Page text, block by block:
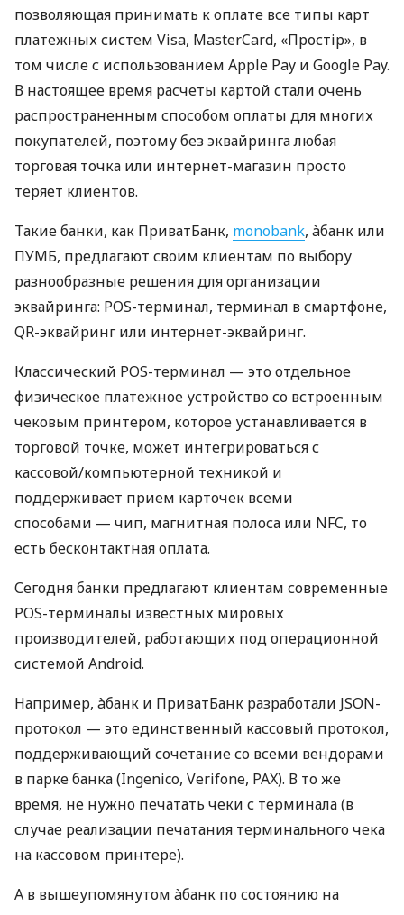
позволяющая принимать к оплате все типы карт
платежных систем Visa, MasterCard, «Простір», в
том числе с использованием Apple Pay и Google Pay.
В настоящее время расчеты картой стали очень
распространенным способом оплаты для многих
покупателей, поэтому без эквайринга любая
торговая точка или интернет-магазин просто
теряет клиентов.
Такие банки, как ПриватБанк, monobank, àбанк или
ПУМБ, предлагают своим клиентам по выбору
разнообразные решения для организации
эквайринга: POS-терминал, терминал в смартфоне,
QR-эквайринг или интернет-эквайринг.
Классический POS-терминал — это отдельное
физическое платежное устройство со встроенным
чековым принтером, которое устанавливается в
торговой точке, может интегрироваться с
кассовой/компьютерной техникой и
поддерживает прием карточек всеми
способами — чип, магнитная полоса или NFC, то
есть бесконтактная оплата.
Сегодня банки предлагают клиентам современные
POS-терминалы известных мировых
производителей, работающих под операционной
системой Android.
Например, àбанк и ПриватБанк разработали JSON-
протокол — это единственный кассовый протокол,
поддерживающий сочетание со всеми вендорами
в парке банка (Ingenico, Verifone, PAX). В то же
время, не нужно печатать чеки с терминала (в
случае реализации печатания терминального чека
на кассовом принтере).
А в вышеупомянутом àбанк по состоянию на